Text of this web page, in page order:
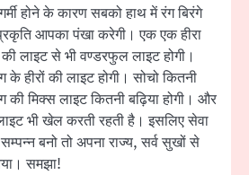
होने के कारण सबको हाथ में रंग बिरंगे
आपका पंखा करेगी। एक एक हीरा
लाइट से भी वण्डरफुल लाइट होगी।
हीरों की लाइट होगी। सोचो कितनी
की मिक्स लाइट कितनी बढ़िया होगी। और
भी खेल करती रहती है। इसलिए सेवा
बनो तो अपना राज्य, सर्व सुखों से
समझा!